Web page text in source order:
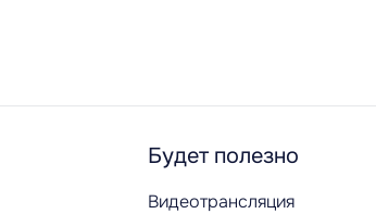
Будет полезно
Видеотрансляция